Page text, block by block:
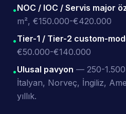
•NOC / IOC / Servis major
m², €150.000-€420.000
•Tier-1 / Tier-2 custom-
€50.000-€140.000
•Ulusal pavyon — 250-1.500
İtalyan, Norveç, İngiliz,
yıllık.